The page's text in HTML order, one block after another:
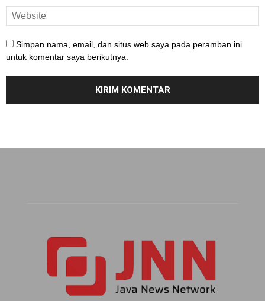
Simpan nama, email, dan situs web saya pada peramban ini
untuk komentar saya berikutnya.